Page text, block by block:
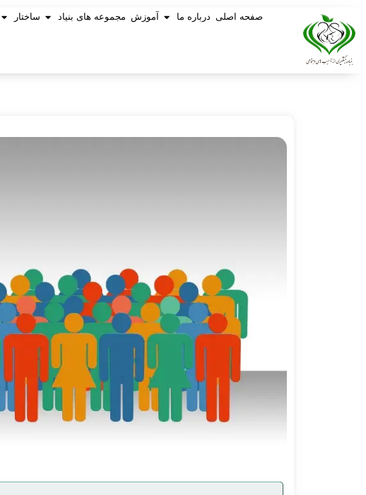
صفحه اصلی درباره ما آموزش مجموعه های بنیاد ساختار